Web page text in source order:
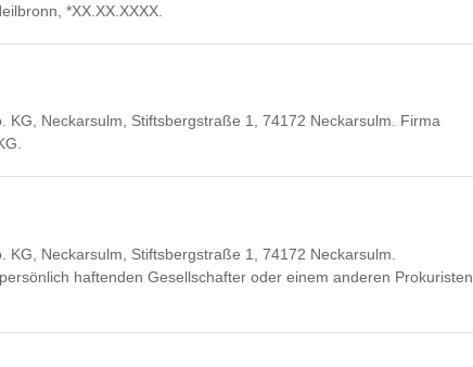
*XX.XX.XXXX.
KG, Neckarsulm, Stiftsbergstraße 1, 74172 Neckarsulm. Firma
KG, Neckarsulm, Stiftsbergstraße 1, 74172 Neckarsulm.
haftenden Gesellschafter oder einem anderen Prokuristen